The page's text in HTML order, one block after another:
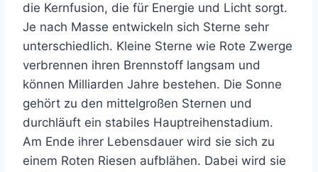
die Kernfusion, die für Energie und Licht sorgt.
Je nach Masse entwickeln sich Sterne sehr
unterschiedlich. Kleine Sterne wie Rote Zwerge
verbrennen ihren Brennstoff langsam und
können Milliarden Jahre bestehen. Die Sonne
gehört zu den mittelgroßen Sternen und
durchläuft ein stabiles Hauptreihenstadium.
Am Ende ihrer Lebensdauer wird sie sich zu
einem Roten Riesen aufblähen. Dabei wird sie